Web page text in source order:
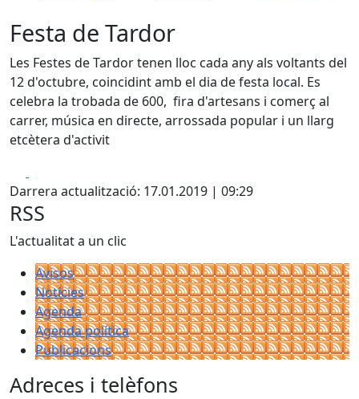
Festa de Tardor
Les Festes de Tardor tenen lloc cada any als voltants del
12 d'octubre, coincidint amb el dia de festa local. Es
celebra la trobada de 600, fira d'artesans i comerç al
carrer, música en directe, arrossada popular i un llarg
etcètera d'activit
Darrera actualització: 17.01.2019 | 09:29
RSS
L'actualitat a un clic
Avisos
Notícies
Agenda
Agenda política
Publicacions
Adreces i telèfons